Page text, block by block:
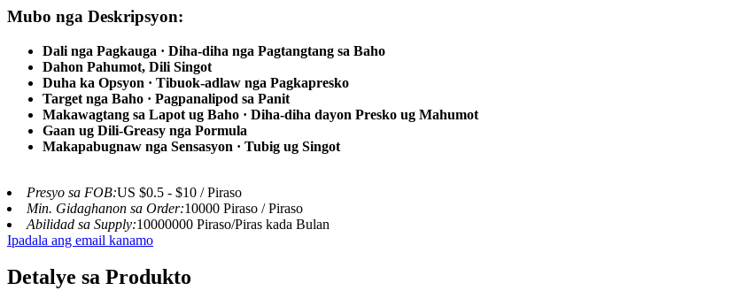
Mubo nga Deskripsyon:
Dali nga Pagkauga · Diha-diha nga Pagtangtang sa Baho
Dahon Pahumot, Dili Singot
Duha ka Opsyon · Tibuok-adlaw nga Pagkapresko
Target nga Baho · Pagpanalipod sa Panit
Makawagtang sa Lapot ug Baho · Diha-diha dayon Presko ug Mahumot
Gaan ug Dili-Greasy nga Pormula
Makapabugnaw nga Sensasyon · Tubig ug Singot
Presyo sa FOB:US $0.5 - $10 / Piraso
Min. Gidaghanon sa Order:10000 Piraso / Piraso
Abilidad sa Supply:10000000 Piraso/Piras kada Bulan
Ipadala ang email kanamo
Detalye sa Produkto